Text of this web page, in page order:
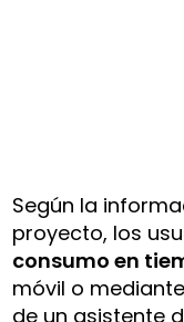
Según la
proyecto, los
consumo en
móvil o
de un asistente